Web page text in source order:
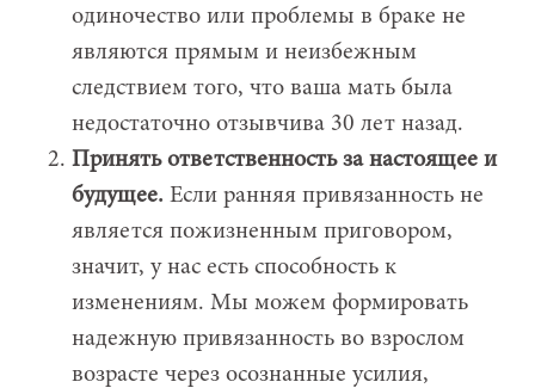
одиночество или проблемы в браке не
являются прямым и неизбежным
следствием того, что ваша мать была
недостаточно отзывчива 30 лет назад.
Принять ответственность за настоящее и
будущее. Если ранняя привязанность не
является пожизненным приговором,
значит, у нас есть способность к
изменениям. Мы можем формировать
надежную привязанность во взрослом
возрасте через осознанные усилия,